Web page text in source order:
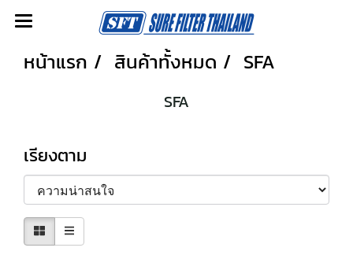
หน้าแรก สินค้าทั้งหมด SFA
SFA
เรียงตาม